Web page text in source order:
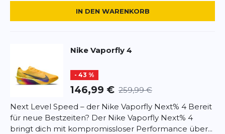
Dimitri 18.09.25
Top Schuh, sehr schnell und viel angenehmer zu
laufen als der Vaporfly 3. Mehr als fairer Preis hier
und völlig unkomplizierte Bestellung/Lieferung.
Martin J 15.09.25
Rezension
IN DEN WARENKORB
Nike Vaporfly 4
- 43 %
146,99 € 259,99 €
Next Level Speed – der Nike Vaporfly Next% 4 Bereit
für neue Bestzeiten? Der Nike Vaporfly Next% 4
bringt dich mit kompromissloser Performance über...